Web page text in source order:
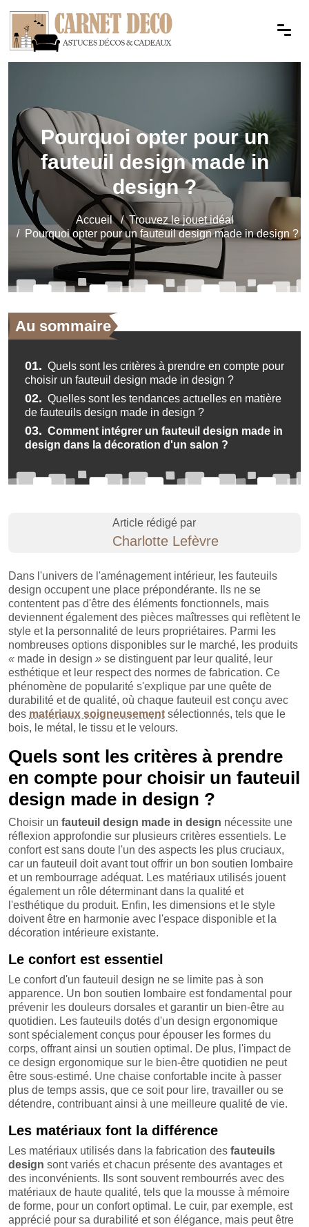
Pourquoi opter pour un
fauteuil design made in
design ?
Accueil
Trouvez le jouet idéal
Pourquoi opter pour un fauteuil design made in design ?
Dans l'univers de l'aménagement intérieur, les fauteuils
design occupent une place prépondérante. Ils ne se
contentent pas d'être des éléments fonctionnels, mais
deviennent également des pièces maîtresses qui reflètent le
style et la personnalité de leurs propriétaires. Parmi les
nombreuses options disponibles sur le marché, les produits
« made in design » se distinguent par leur qualité, leur
esthétique et leur respect des normes de fabrication. Ce
phénomène de popularité s'explique par une quête de
durabilité et de qualité, où chaque fauteuil est conçu avec
des matériaux soigneusement sélectionnés, tels que le
bois, le métal, le tissu et le velours.
Quels sont les critères à prendre
en compte pour choisir un fauteuil
design made in design ?
Choisir un fauteuil design made in design nécessite une
réflexion approfondie sur plusieurs critères essentiels. Le
confort est sans doute l'un des aspects les plus cruciaux,
car un fauteuil doit avant tout offrir un bon soutien lombaire
et un rembourrage adéquat. Les matériaux utilisés jouent
également un rôle déterminant dans la qualité et
l'esthétique du produit. Enfin, les dimensions et le style
doivent être en harmonie avec l'espace disponible et la
décoration intérieure existante.
Le confort est essentiel
Le confort d'un fauteuil design ne se limite pas à son
apparence. Un bon soutien lombaire est fondamental pour
prévenir les douleurs dorsales et garantir un bien-être au
quotidien. Les fauteuils dotés d'un design ergonomique
sont spécialement conçus pour épouser les formes du
corps, offrant ainsi un soutien optimal. De plus, l'impact de
ce design ergonomique sur le bien-être quotidien ne peut
être sous-estimé. Une chaise confortable incite à passer
plus de temps assis, que ce soit pour lire, travailler ou se
détendre, contribuant ainsi à une meilleure qualité de vie.
Les matériaux font la différence
Les matériaux utilisés dans la fabrication des fauteuils
design sont variés et chacun présente des avantages et
des inconvénients. Ils sont souvent rembourrés avec des
matériaux de haute qualité, tels que la mousse à mémoire
de forme, pour un confort optimal. Le cuir, par exemple, est
apprécié pour sa durabilité et son élégance, mais peut être
Au sommaire
01. Quels sont les critères à prendre en compte pour
choisir un fauteuil design made in design ?
02. Quelles sont les tendances actuelles en matière
de fauteuils design made in design ?
03. Comment intégrer un fauteuil design made in
design dans la décoration d'un salon ?
Article rédigé par
Charlotte Lefèvre